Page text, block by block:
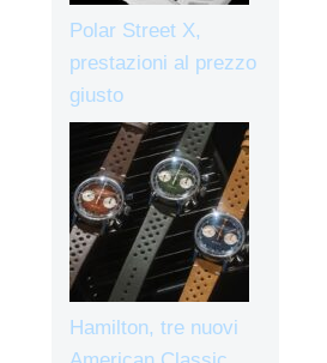
Polar Street X,
prestazioni al prezzo
giusto
Hamilton, tre nuovi